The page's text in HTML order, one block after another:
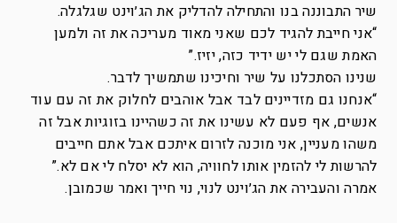
שיר התבוננה בנו והתחילה להדליק את הג׳וינט שגלגלה.
“אני חייבת להגיד לכם שאני מאוד מעריכה את זה ולמען
האמת שגם לי יש ידיד כזה, יזיז.”
שנינו הסתכלנו על שיר וחיכינו שתמשיך לדבר.
“אנחנו גם מזדיינים לבד אבל אוהבים לחלוק את זה עם עוד
אנשים, אף פעם לא עשינו את זה כשהיינו בזוגיות אבל זה
משהו מעניין, אני מוכנה לזרום איתכם אבל אתם חייבים
להרשות לי להזמין אותו לחוויה, הוא לא יסלח לי אם לא.”
אמרה והעבירה את הג׳וינט לנוי, נוי חייך ואמר שכמובן.